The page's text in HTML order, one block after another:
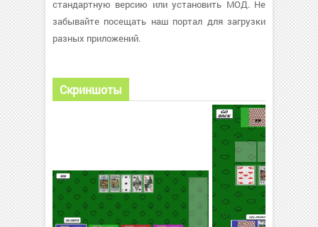
стандартную версию или установить МОД. Не
забывайте посещать наш портал для загрузки
разных приложений.
Скриншоты